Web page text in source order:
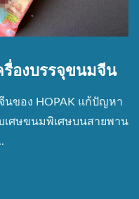
องบรรจุขนมจีน
นของ HOPAK แก้ปัญหา
เศษขนมพิเศษบนสายพาน